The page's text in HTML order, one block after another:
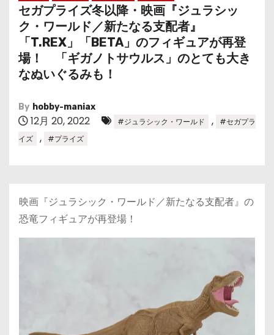
セガプライズ冬以降・映画『ジュラシッ
ク・ワールド／新たなる支配者』
「T.REX」「BETA」のフィギュアが再登
場！ 「ギガノトサウルス」のとても大き
なぬいぐるみも！
By hobby-maniax
12月 20, 2022 #ジュラシック・ワールド ,
#セガプラ
イズ
, #プライズ
映画『ジュラシック・ワールド／新たなる支配者』の
恐竜フィギュアが再登場！